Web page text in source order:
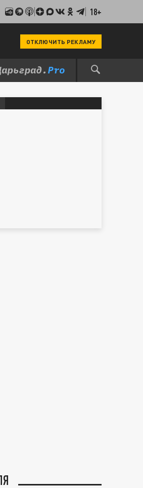
18+
ОТКЛЮЧИТЬ РЕКЛАМУ